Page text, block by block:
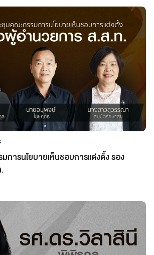
อบข่าวปลอม คัดกรองข่าวจริง
การนโยบายเห็นชอบการแต่งตั้ง รอง